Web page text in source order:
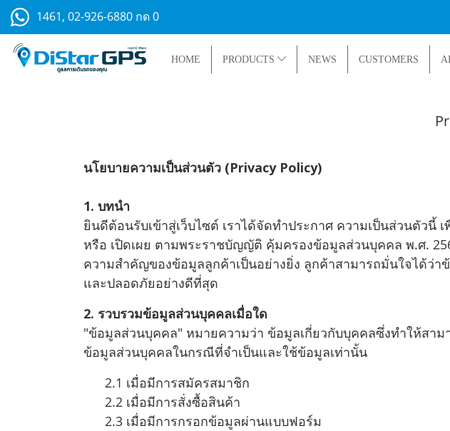
1461, 02-926-6880 กด 0
HOME PRODUCTS NEWS CUSTOMERS
นโยบายความเป็นส่วนตัว (Privacy Policy)
1. บทนำ
ยินดีต้อนรับเข้าสู่เว็บไซต์ เราได้จัดทำประกาศ ความเป็นส่วนตัวนี้
หรือ เปิดเผย ตามพระราชบัญญัติ คุ้มครองข้อมูลส่วนบุคคล พ.ศ.
ความสำคัญของข้อมูลลูกค้าเป็นอย่างยิ่ง ลูกค้าสามารถมั่นใจได้ว่
และปลอดภัยอย่างดีที่สุด
2. รวบรวมข้อมูลส่วนบุคคลเมื่อใด
"ข้อมูลส่วนบุคคล" หมายความว่า ข้อมูลเกี่ยวกับบุคคลซึ่งทำให้สา
ข้อมูลส่วนบุคคลในกรณีที่จำเป็นและใช้ข้อมูลเท่านั้น
2.1 เมื่อมีการสมัครสมาชิก
2.2 เมื่อมีการสั่งซื้อสินค้า
2.3 เมื่อมีการกรอกข้อมูลผ่านแบบฟอร์ม